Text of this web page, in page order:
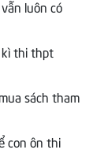
luôn có
kì thi thpt
sách tham
con ôn thi